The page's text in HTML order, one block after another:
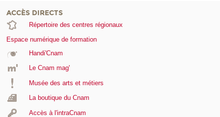
ACCÈS DIRECTS
Répertoire des centres régionaux
Espace numérique de formation
Handi'Cnam
Le Cnam mag'
Musée des arts et métiers
La boutique du Cnam
Accès à l'intraCnam